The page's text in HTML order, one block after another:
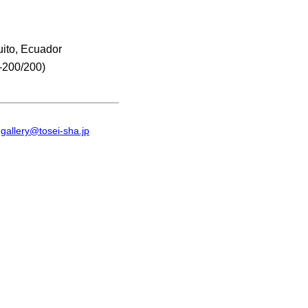
Ecuador
200)
gallery@tosei-sha.jp